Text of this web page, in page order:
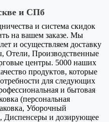
и СПб
и система скидок
на вашем заказе. Мы
и осуществляем доставку
Отели, Производственные
центры. 5000 наших
продуктов, которые
для следующих
и бытовая
(персональная
Уборочный
Диспенсеры и дозирующее